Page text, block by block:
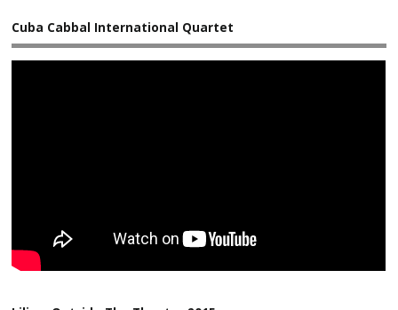
Cuba Cabbal International Quartet